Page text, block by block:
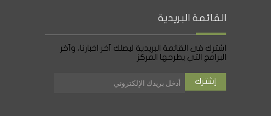
القائمة البريدية
اشترك فى القائمة البريدية ليصلك آخر اخبارنا، وآخر
البرامج التي يطرحها المركز